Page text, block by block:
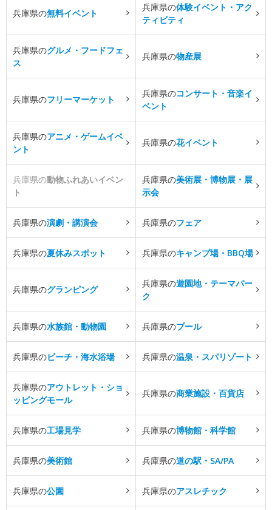
兵庫県の無料イベント
兵庫県の体験イベント・アク
ティビティ
兵庫県のグルメ・フードフェ
ス
兵庫県の物産展
兵庫県のフリーマーケット
兵庫県のコンサート・音楽イ
ベント
兵庫県のアニメ・ゲームイベ
ント
兵庫県の花イベント
兵庫県の動物ふれあいイベン
ト
兵庫県の美術展・博物展・展
示会
兵庫県の演劇・講演会 兵庫県のフェア
兵庫県の夏休みスポット 兵庫県のキャンプ場・BBQ場
兵庫県のグランピング
兵庫県の遊園地・テーマパー
ク
兵庫県の水族館・動物園 兵庫県のプール
兵庫県のビーチ・海水浴場 兵庫県の温泉・スパリゾート
兵庫県のアウトレット・ショ
ッピングモール
兵庫県の商業施設・百貨店
兵庫県の工場見学 兵庫県の博物館・科学館
兵庫県の美術館 兵庫県の道の駅・SA/PA
兵庫県の公園 兵庫県のアスレチック